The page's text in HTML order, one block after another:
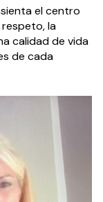
el centro
respeto, la
calidad de vida
de cada